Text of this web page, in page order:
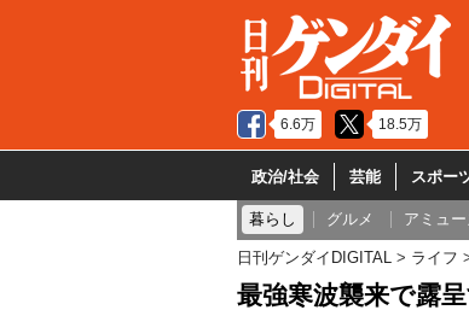
6.6万 18.5万
政治/社会 芸能 スポー
暮らし グルメ アミュ
日刊ゲンダイDIGITAL ライフ
最強寒波襲来で露